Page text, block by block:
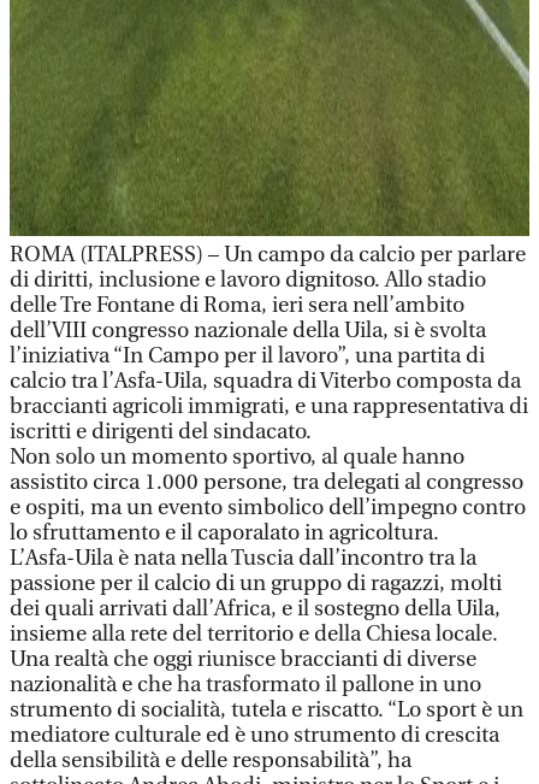
ROMA (ITALPRESS) – Un campo da calcio per parlare
di diritti, inclusione e lavoro dignitoso. Allo stadio
delle Tre Fontane di Roma, ieri sera nell’ambito
dell’VIII congresso nazionale della Uila, si è svolta
l’iniziativa “In Campo per il lavoro”, una partita di
calcio tra l’Asfa-Uila, squadra di Viterbo composta da
braccianti agricoli immigrati, e una rappresentativa di
iscritti e dirigenti del sindacato.
Non solo un momento sportivo, al quale hanno
assistito circa 1.000 persone, tra delegati al congresso
e ospiti, ma un evento simbolico dell’impegno contro
lo sfruttamento e il caporalato in agricoltura.
L’Asfa-Uila è nata nella Tuscia dall’incontro tra la
passione per il calcio di un gruppo di ragazzi, molti
dei quali arrivati dall’Africa, e il sostegno della Uila,
insieme alla rete del territorio e della Chiesa locale.
Una realtà che oggi riunisce braccianti di diverse
nazionalità e che ha trasformato il pallone in uno
strumento di socialità, tutela e riscatto. “Lo sport è un
mediatore culturale ed è uno strumento di crescita
della sensibilità e delle responsabilità”, ha